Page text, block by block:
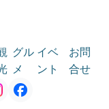
グル
メ
イベ
ント
お問
合せ